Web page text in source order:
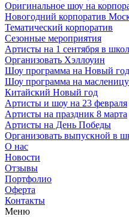
Оригинальное шоу на
Новогодний корпоратив
Тематический корпоратив
Сезонные мероприятия
Артисты на 1 сентября в
Организовать Хэллоуин
Шоу программа на Новый год
Шоу программа на масленицу
Китайский Новый год
Артисты и шоу на 23 февраля
Артисты на праздник 8 марта
Артисты на День Победы
Организовать выпускной в
О нас
Новости
Отзывы
Портфолио
Оферта
Контакты
Меню